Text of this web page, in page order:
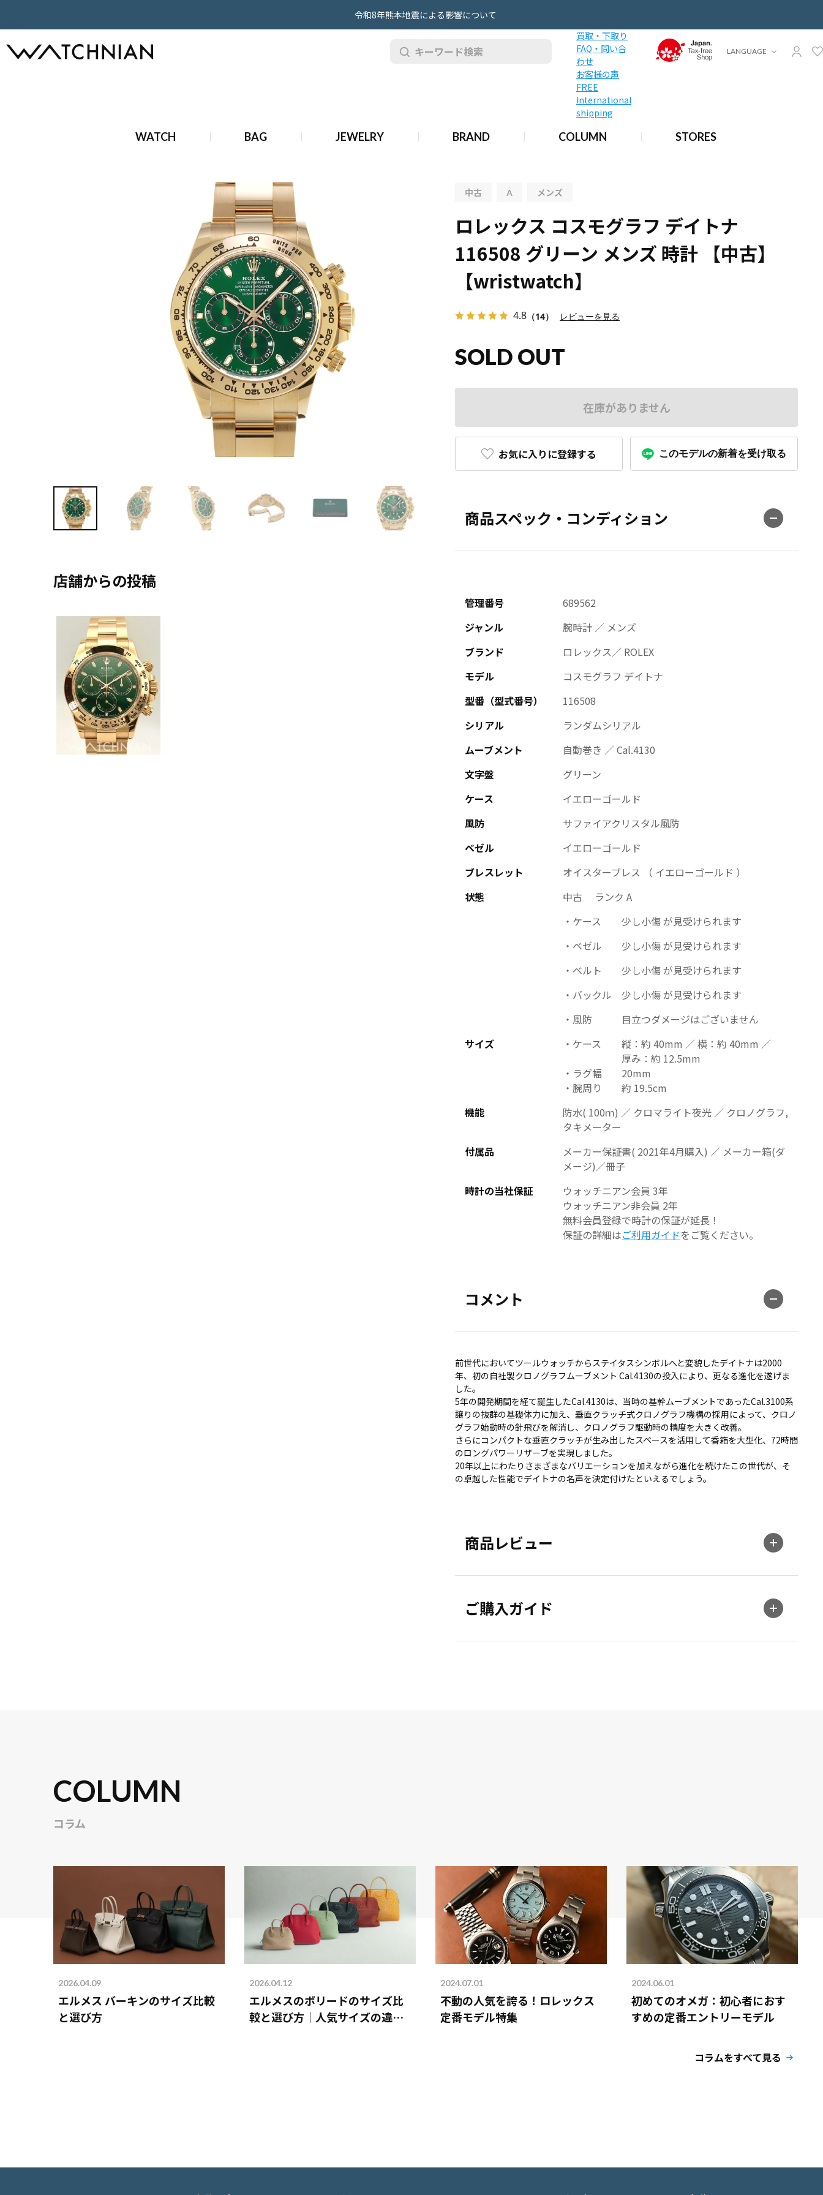
令和8年熊本地震による影響について
買取・下取り
FAQ・問い合
わせ
お客様の声
FREE
International
shipping
WATCH BAG JEWELRY BRAND COLUMN STORES
LANGUAGE
ロレックス コスモグラフ デイトナ 116508 グリーン メンズ 時計 【中古】【wristwatch】
ドレスウォッチ ロレックス コスモグラフ デイトナ 116508 グリーン メンズ 時計 【中古】【wristwatch】
店舗からの投稿
中古 A メンズ
ロレックス コスモグラフ デイトナ
116508 グリーン メンズ 時計 【中古】
【wristwatch】
4.8 （14） レビューを見る
SOLD OUT
在庫がありません
お気に入りに登録する このモデルの新着を受け取る
商品スペック・コンディション
管理番号
689562
ジャンル
腕時計 ／ メンズ
ブランド
ロレックス／ ROLEX
モデル
コスモグラフ デイトナ
型番（型式番号）
116508
シリアル
ランダムシリアル
ムーブメント
自動巻き ／ Cal.4130
文字盤
グリーン
ケース
イエローゴールド
風防
サファイアクリスタル風防
ベゼル
イエローゴールド
ブレスレット
オイスターブレス （ イエローゴールド ）
状態
中古 ランク A
ケース
少し小傷 が見受けられます
ベゼル
少し小傷 が見受けられます
ベルト
少し小傷 が見受けられます
バックル
少し小傷 が見受けられます
風防
目立つダメージはございません
サイズ
ケース
縦：約 40mm ／ 横：約 40mm ／
厚み：約 12.5mm
ラグ幅
20mm
腕周り
約 19.5cm
機能
防水( 100ｍ) ／ クロマライト夜光 ／ クロノグラフ,
タキメーター
付属品
メーカー保証書( 2021年4月購入) ／ メーカー箱(ダ
メージ)／冊子
時計の当社保証
ウォッチニアン会員 3年
ウォッチニアン非会員 2年
無料会員登録で時計の保証が延長！
保証の詳細はご利用ガイドをご覧ください。
コメント
前世代においてツールウォッチからステイタスシンボルへと変貌したデイトナは2000
年、初の自社製クロノグラフムーブメント Cal.4130の投入により、更なる進化を遂げま
した。
5年の開発期間を経て誕生したCal.4130は、当時の基幹ムーブメントであったCal.3100系
譲りの抜群の基礎体力に加え、垂直クラッチ式クロノグラフ機構の採用によって、クロノ
グラフ始動時の針飛びを解消し、クロノグラフ駆動時の精度を大きく改善。
さらにコンパクトな垂直クラッチが生み出したスペースを活用して香箱を大型化、72時間
のロングパワーリザーブを実現しました。
20年以上にわたりさまざまなバリエーションを加えながら進化を続けたこの世代が、そ
の卓越した性能でデイトナの名声を決定付けたといえるでしょう。
商品レビュー
ご購入ガイド
COLUMN
コラム
2026.04.09
エルメス バーキンのサイズ比較
と選び方
2026.04.12
エルメスのボリードのサイズ比
較と選び方｜人気サイズの違い
2024.07.01
不動の人気を誇る！ロレックス
定番モデル特集
2024.06.01
初めてのオメガ：初心者におす
すめの定番エントリーモデル
コラムをすべて見る